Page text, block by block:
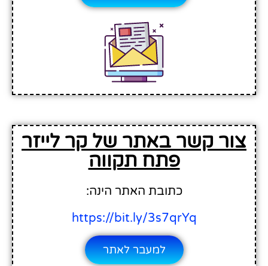
צור קשר באתר של קר לייזר
פתח תקווה
כתובת האתר הינה:
https://bit.ly/3s7qrYq
למעבר לאתר